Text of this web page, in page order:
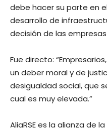
debe hacer su parte en
desarrollo de
decisión de las
Fue directo:
un deber moral y de
desigualdad social, que
cual es muy elevada.”
AliaRSE es la alianza de